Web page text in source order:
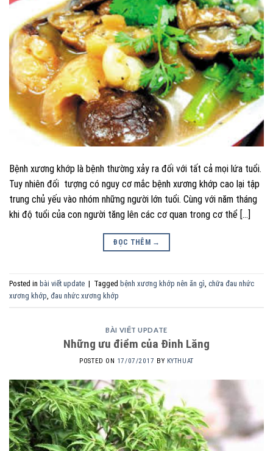
Bệnh xương khớp là bệnh thường xảy ra đối với tất cả mọi lứa tuổi.
Tuy nhiên đối tượng có nguy cơ mắc bệnh xương khớp cao lại tập
trung chủ yếu vào nhóm những người lớn tuổi. Cùng với năm tháng
khi độ tuổi của con người tăng lên các cơ quan trong cơ thể […]
ĐỌC THÊM →
Posted in bài viết update | Tagged bệnh xương khớp nên ăn gì, chữa đau nhức
xương khớp, đau nhức xương khớp
BÀI VIẾT UPDATE
Những ưu điểm của Đinh Lăng
POSTED ON 17/07/2017 BY KYTHUAT